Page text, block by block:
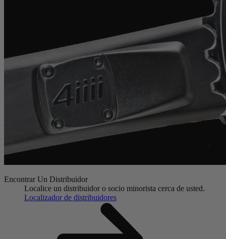
Encontrar Un Distribuidor
Localice un distribuidor o socio minorista cerca de usted.
Localizador de distribuidores